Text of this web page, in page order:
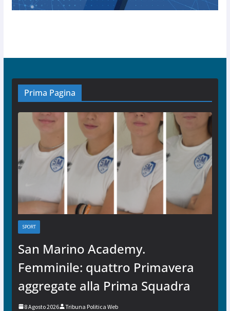
Prima Pagina
SPORT
San Marino Academy.
Femminile: quattro Primavera
aggregate alla Prima Squadra
8 Agosto 2026 Tribuna Politica Web